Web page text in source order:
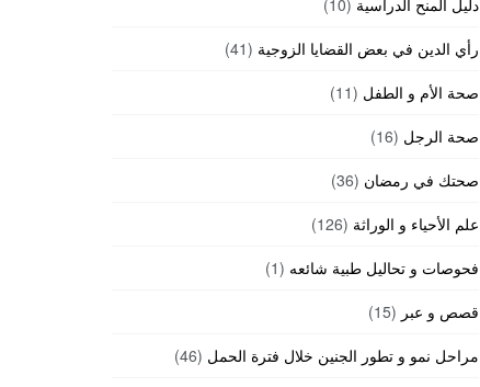
دليل المنح الدراسية (10)
رأي الدين في بعض القضايا الزوجية (41)
صحة الأم و الطفل (11)
صحة الرجل (16)
صحتك في رمضان (36)
علم الأحياء و الوراثة (126)
فحوصات و تحاليل طبية شائعه (1)
قصص و عبر (15)
مراحل نمو و تطور الجنين خلال فترة الحمل (46)